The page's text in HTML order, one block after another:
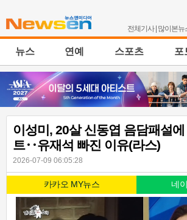
전체기사| 많이본뉴
뉴스 연예 스포츠 포
이성미, 20살 신동엽 음담패설
트‥유재석 빠진 이유(라스)
2026-07-09 06:05:28
카카오 MY뉴스 네